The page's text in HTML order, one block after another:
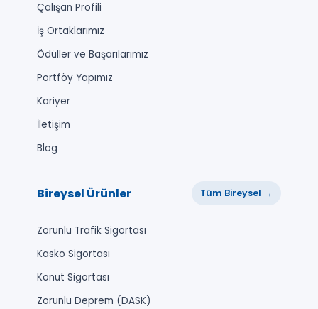
Çalışan Profili
İş Ortaklarımız
Ödüller ve Başarılarımız
Portföy Yapımız
Kariyer
İletişim
Blog
Bireysel Ürünler Tüm Bireysel →
Zorunlu Trafik Sigortası
Kasko Sigortası
Konut Sigortası
Zorunlu Deprem (DASK)